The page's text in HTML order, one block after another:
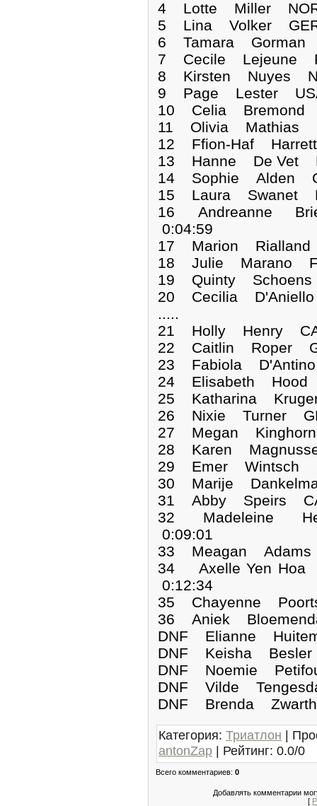
4 Lotte Miller
5 Lina Volker
6 Tamara Gorman
7 Cecile Lejeune
8 Kirsten Nuyes
9 Page Lester
10 Celia Bremond
11 Olivia Mathias
12 Ffion-Haf
13 Hanne De Vet
14 Sophie Alden
15 Laura Swanet
16 Andreanne
0:04:59
17 Marion
18 Julie Marano
19 Quinty
20 Cecilia
.....
21 Holly Henry
22 Caitlin Roper
23 Fabiola
24 Elisabeth Hood
25 Katharina
26 Nixie Turner
27 Megan
28 Karen
29 Emer Wintsch
30 Marije
31 Abby Speirs
32 Madeleine
0:09:01
33 Meagan
34 Axelle Yen
0:12:34
35 Chayenne
36 Aniek
DNF Elianne
DNF Keisha
DNF Noemie
DNF Vilde
DNF Brenda
Категория: Триатлон |
antonZap | Рейтинг: 0.0/0
Всего комментариев: 0
Добавлять комментарии
[